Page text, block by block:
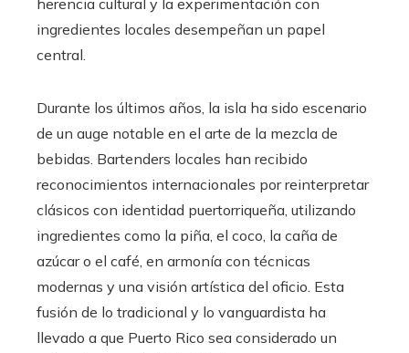
herencia cultural y la experimentación con
ingredientes locales desempeñan un papel
central.
Durante los últimos años, la isla ha sido escenario
de un auge notable en el arte de la mezcla de
bebidas. Bartenders locales han recibido
reconocimientos internacionales por reinterpretar
clásicos con identidad puertorriqueña, utilizando
ingredientes como la piña, el coco, la caña de
azúcar o el café, en armonía con técnicas
modernas y una visión artística del oficio. Esta
fusión de lo tradicional y lo vanguardista ha
llevado a que Puerto Rico sea considerado un